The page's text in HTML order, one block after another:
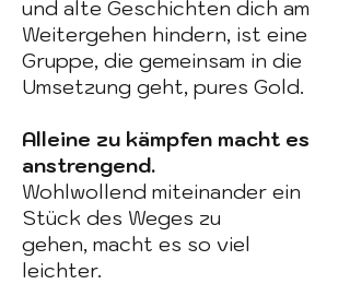
und alte Geschichten dich am
Weitergehen hindern, ist eine
Gruppe, die gemeinsam in die
Umsetzung geht, pures Gold.
Alleine zu kämpfen macht es
anstrengend.
Wohlwollend miteinander ein
Stück des Weges zu
gehen, macht es so viel
leichter.